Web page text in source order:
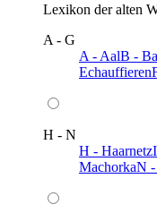
Lexikon der alten
A - G
A - AalB -
Echauffieren
H - N
H - Haarnetz
MachorkaN -